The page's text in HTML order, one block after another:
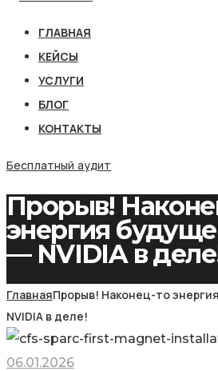
ГЛАВНАЯ
КЕЙСЫ
УСЛУГИ
БЛОГ
КОНТАКТЫ
Бесплатный аудит
Прорыв!
энергия
— NVIDIA в
ГлавнаяПрорыв! Наконец-то
NVIDIA в деле!
06.01.2026